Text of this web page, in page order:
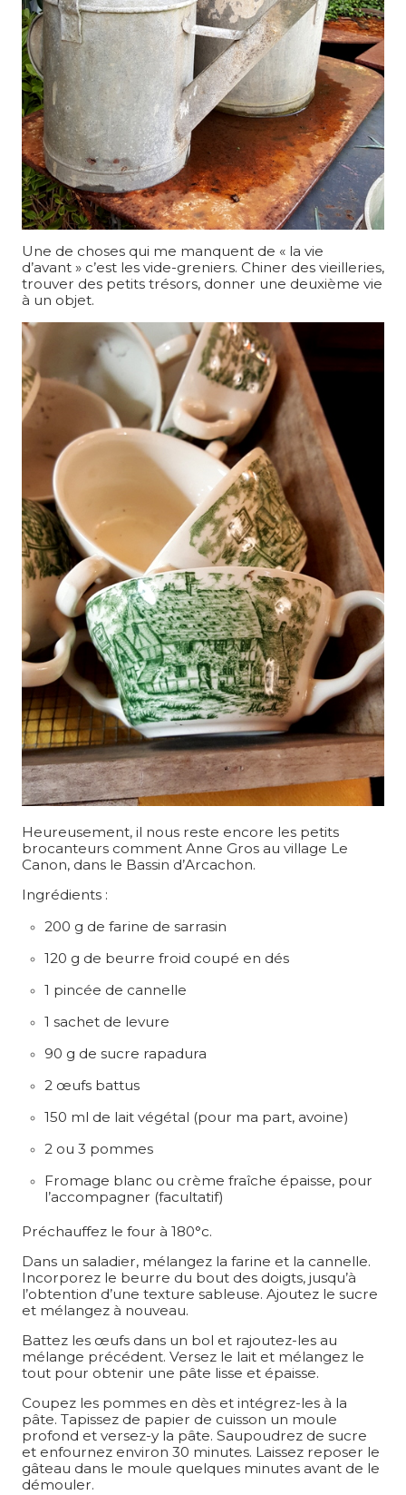
Une de choses qui me manquent de « la vie
d’avant » c’est les vide-greniers. Chiner des vieilleries,
trouver des petits trésors, donner une deuxième vie
à un objet.
Heureusement, il nous reste encore les petits
brocanteurs comment Anne Gros au village Le
Canon, dans le Bassin d’Arcachon.
Ingrédients :
200 g de farine de sarrasin
120 g de beurre froid coupé en dés
1 pincée de cannelle
1 sachet de levure
90 g de sucre rapadura
2 œufs battus
150 ml de lait végétal (pour ma part, avoine)
2 ou 3 pommes
Fromage blanc ou crème fraîche épaisse, pour
l’accompagner (facultatif)
Préchauffez le four à 180°c.
Dans un saladier, mélangez la farine et la cannelle.
Incorporez le beurre du bout des doigts, jusqu’à
l’obtention d’une texture sableuse. Ajoutez le sucre
et mélangez à nouveau.
Battez les œufs dans un bol et rajoutez-les au
mélange précédent. Versez le lait et mélangez le
tout pour obtenir une pâte lisse et épaisse.
Coupez les pommes en dès et intégrez-les à la
pâte. Tapissez de papier de cuisson un moule
profond et versez-y la pâte. Saupoudrez de sucre
et enfournez environ 30 minutes. Laissez reposer le
gâteau dans le moule quelques minutes avant de le
démouler.